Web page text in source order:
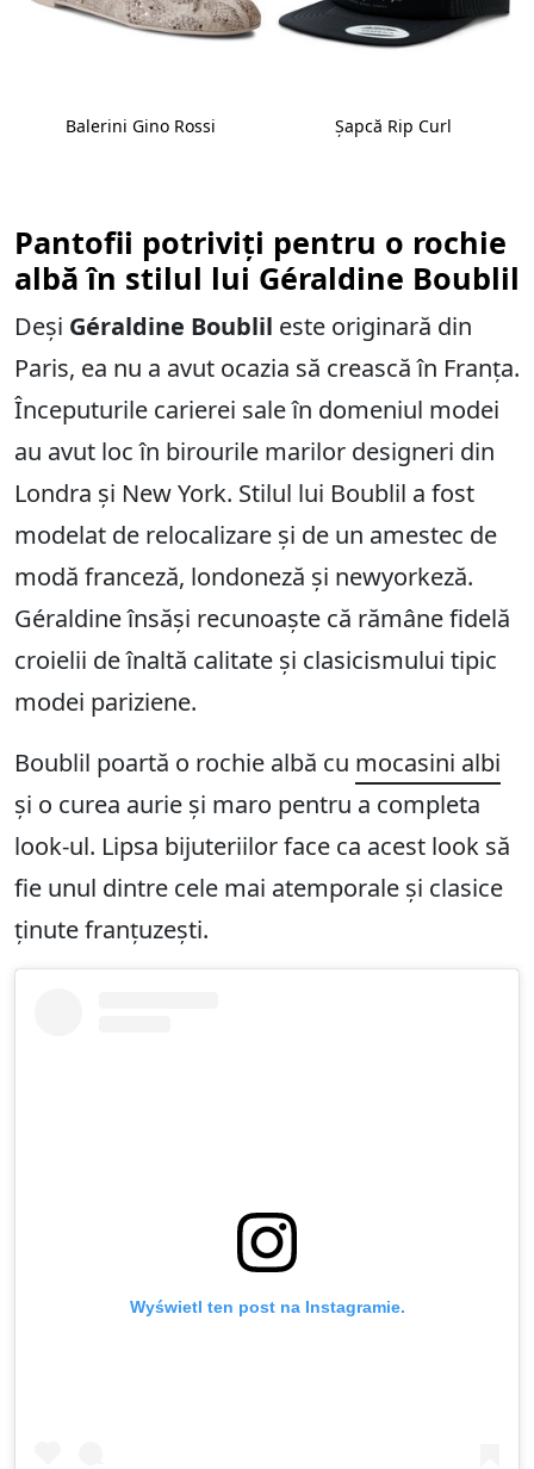
Balerini Gino Rossi Șapcă Rip Curl
Pantofii potriviți pentru o rochie
albă în stilul lui Géraldine Boublil
Deși Géraldine Boublil este originară din
Paris, ea nu a avut ocazia să crească în Franța.
Începuturile carierei sale în domeniul modei
au avut loc în birourile marilor designeri din
Londra și New York. Stilul lui Boublil a fost
modelat de relocalizare și de un amestec de
modă franceză, londoneză și newyorkeză.
Géraldine însăși recunoaște că rămâne fidelă
croielii de înaltă calitate și clasicismului tipic
modei pariziene.
Boublil poartă o rochie albă cu mocasini albi
și o curea aurie și maro pentru a completa
look-ul. Lipsa bijuteriilor face ca acest look să
fie unul dintre cele mai atemporale și clasice
ținute franțuzești.
Wyświetl ten post na Instagramie.